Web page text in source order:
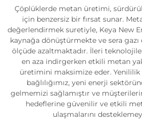
Çöplüklerde metan üretimi,
için benzersiz bir fırsat sunar.
değerlendirmek suretiyle, Keya New
kaynağa dönüştürmekte ve sera gazı
ölçüde azaltmaktadır. İleri
en aza indirgerken etkili metan
üretimini maksimize eder.
bağlılığımız, yeni enerji
gelmemizi sağlamıştır ve
hedeflerine güvenilir ve etkili
ulaşmalarını